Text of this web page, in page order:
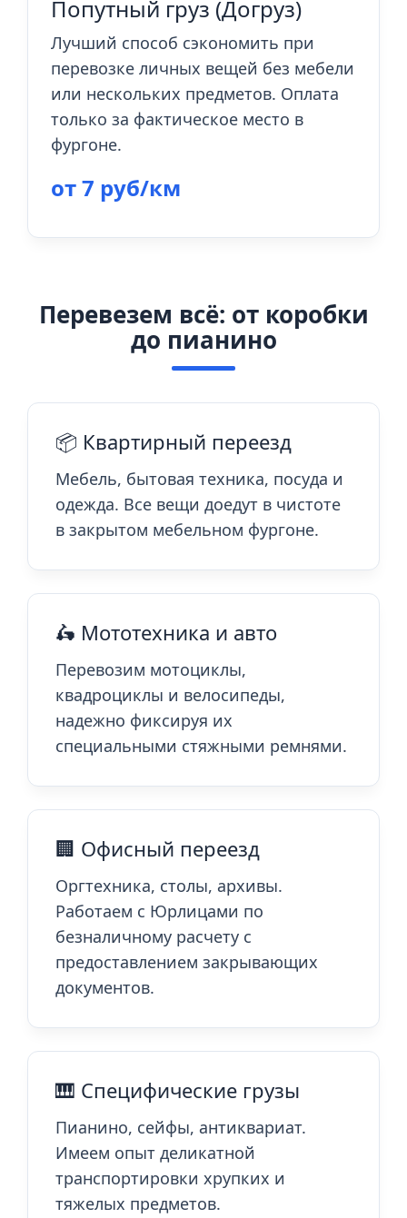
Попутный груз (Догруз)
Лучший способ сэкономить при
перевозке личных вещей без мебели
или нескольких предметов. Оплата
только за фактическое место в
фургоне.
от 7 руб/км
Перевезем всё: от коробки
до пианино
📦 Квартирный переезд
Мебель, бытовая техника, посуда и
одежда. Все вещи доедут в чистоте
в закрытом мебельном фургоне.
🛵 Мототехника и авто
Перевозим мотоциклы,
квадроциклы и велосипеды,
надежно фиксируя их
специальными стяжными ремнями.
🏢 Офисный переезд
Оргтехника, столы, архивы.
Работаем с Юрлицами по
безналичному расчету с
предоставлением закрывающих
документов.
🎹 Специфические грузы
Пианино, сейфы, антиквариат.
Имеем опыт деликатной
транспортировки хрупких и
тяжелых предметов.